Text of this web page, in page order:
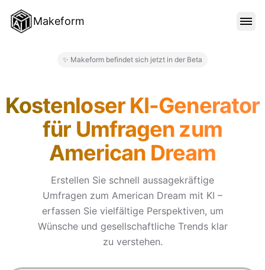
Makeform
BLOG
PREISE
ANMELDEN
✨ Makeform befindet sich jetzt in der Beta
Kostenloser KI-Generator
für Umfragen zum
American Dream
Erstellen Sie schnell aussagekräftige
Umfragen zum American Dream mit KI –
erfassen Sie vielfältige Perspektiven, um
Wünsche und gesellschaftliche Trends klar
zu verstehen.